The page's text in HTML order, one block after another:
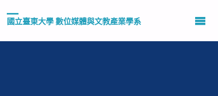
國立臺東大學 數位媒體與文教產業學系